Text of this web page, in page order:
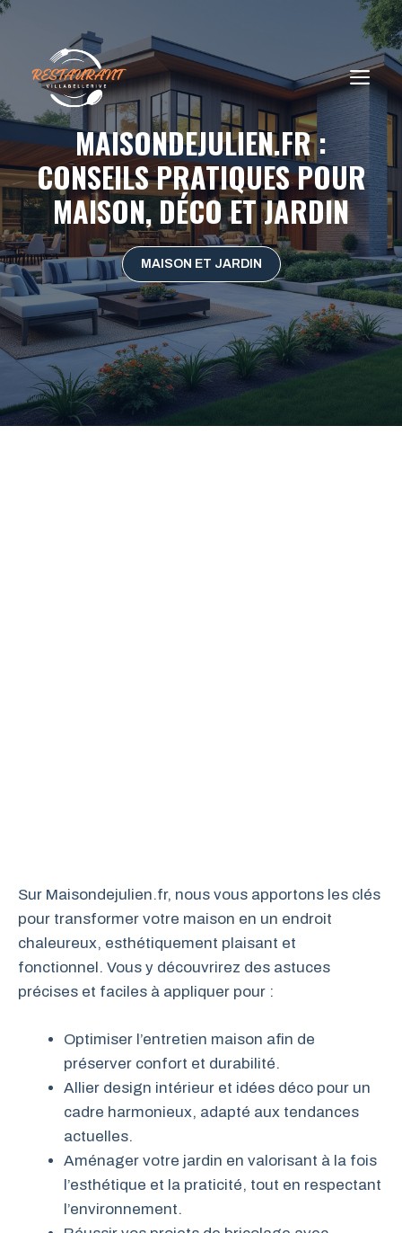
Aller
contenu
MAISONDEJULIEN.FR :
CONSEILS PRATIQUES POUR
MAISON, DÉCO ET JARDIN
MAISON ET JARDIN
Sur Maisondejulien.fr, nous vous apportons les clés
pour transformer votre maison en un endroit
chaleureux, esthétiquement plaisant et
fonctionnel. Vous y découvrirez des astuces
précises et faciles à appliquer pour :
Optimiser l’entretien maison afin de
préserver confort et durabilité.
Allier design intérieur et idées déco pour un
cadre harmonieux, adapté aux tendances
actuelles.
Aménager votre jardin en valorisant à la fois
l’esthétique et la praticité, tout en respectant
l’environnement.